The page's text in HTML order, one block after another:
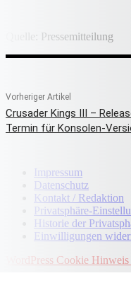
Quelle: Pressemitteilung
Vorheriger Artikel
Crusader Kings III –
Termin für Konsolen-
Impressum
Datenschutz
Kontakt / Redaktion
Privatsphäre-
Historie der
Einwilligungen
WordPress Cookie